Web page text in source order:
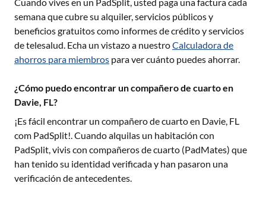
semana que cubre su alquiler, servicios públicos y
beneficios gratuitos como informes de crédito y servicios
de telesalud. Echa un vistazo a nuestroCalculadora de
ahorros para miembros para ver cuánto puedes ahorrar.
¿Cómo puedo encontrar un compañero de cuarto en
Davie, FL?
¡Es fácil encontrar un compañero de cuarto en Davie, FL
com PadSplit!. Cuando alquilas un habitación con
PadSplit, vivis con compañeros de cuarto (PadMates) que
han tenido su identidad verificada y han pasaron una
verificación de antecedentes.